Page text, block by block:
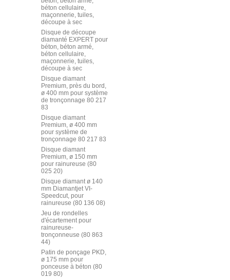
béton cellulaire,
maçonnerie, tuiles,
découpe à sec
Disque de découpe
diamanté EXPERT pour
béton, béton armé,
béton cellulaire,
maçonnerie, tuiles,
découpe à sec
Disque diamant
Premium, près du bord,
ø 400 mm pour système
de tronçonnage 80 217
83
Disque diamant
Premium, ø 400 mm
pour système de
tronçonnage 80 217 83
Disque diamant
Premium, ø 150 mm
pour rainureuse (80
025 20)
Disque diamant ø 140
mm Diamantjet VI-
Speedcut, pour
rainureuse (80 136 08)
Jeu de rondelles
d'écartement pour
rainureuse-
tronçonneuse (80 863
44)
Patin de ponçage PKD,
ø 175 mm pour
ponceuse à béton (80
019 80)